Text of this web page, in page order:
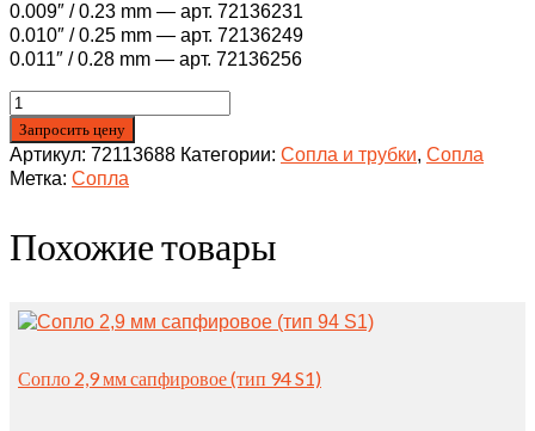
0.009″ / 0.23 mm — арт. 72136231
0.010″ / 0.25 mm — арт. 72136249
0.011″ / 0.28 mm — арт. 72136256
Запросить цену
Артикул: 72113688 Категории: Сопла и трубки, Сопла
Метка: Сопла
Похожие товары
Сопло 2,9 мм сапфировое (тип 94 S1)